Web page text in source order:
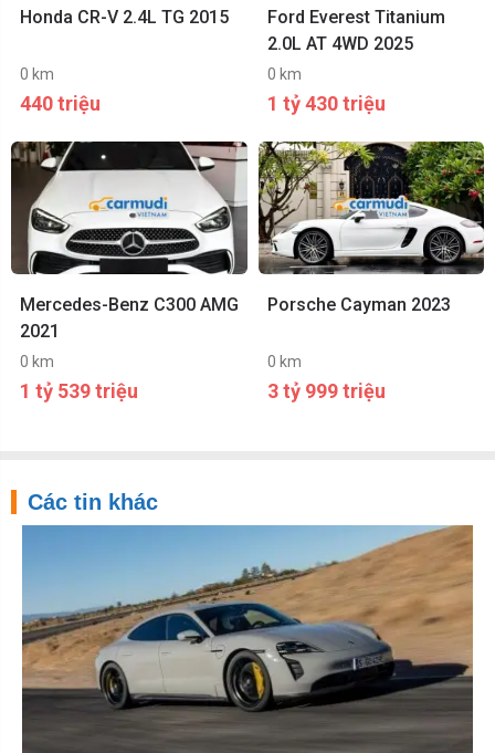
Honda CR-V 2.4L TG 2015
0 km
440 triệu
Ford Everest Titanium
2.0L AT 4WD 2025
0 km
1 tỷ 430 triệu
Mercedes-Benz C300 AMG
2021
0 km
1 tỷ 539 triệu
Porsche Cayman 2023
0 km
3 tỷ 999 triệu
Các tin khác